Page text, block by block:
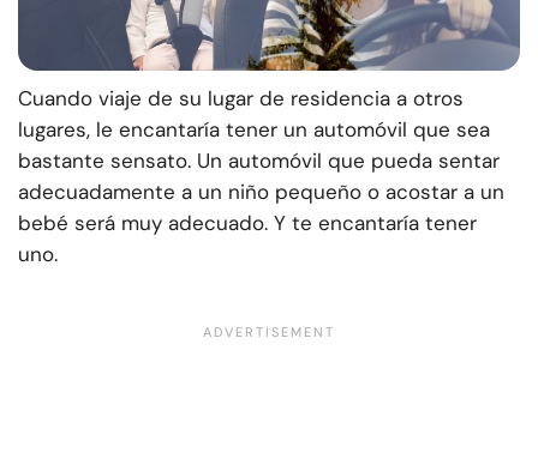
Cuando viaje de su lugar de residencia a otros
lugares, le encantaría tener un automóvil que sea
bastante sensato. Un automóvil que pueda sentar
adecuadamente a un niño pequeño o acostar a un
bebé será muy adecuado. Y te encantaría tener
uno.